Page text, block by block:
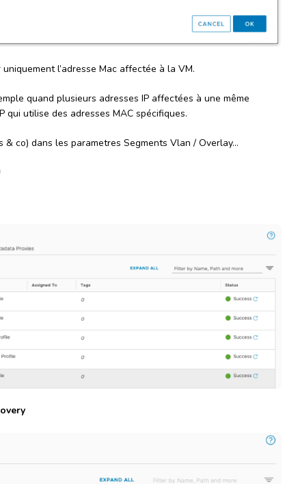
l’adresse Mac affectée à la VM.
quand plusieurs adresses IP affectées à une même
qui utilise des adresses MAC spécifiques.
& co) dans les parametres Segments Vlan / Overlay…